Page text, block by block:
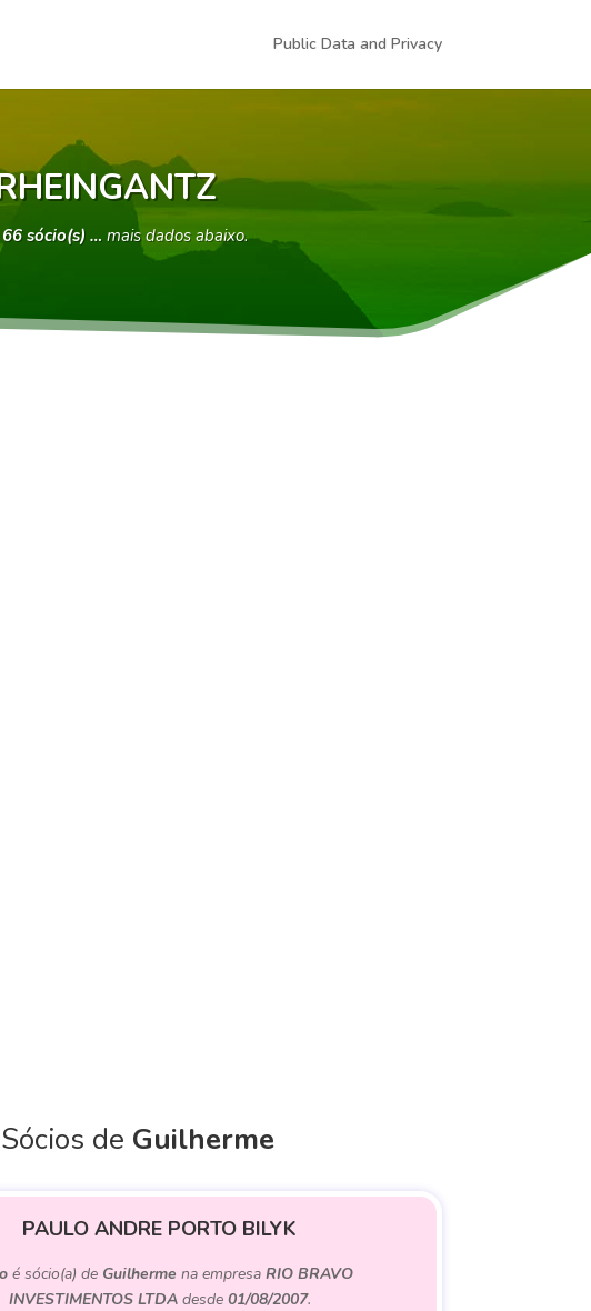
Public Data and Privacy
66 sócio(s) … mais dados abaixo.
de Guilherme
PAULO ANDRE PORTO BILYK
é sócio(a) de Guilherme na empresa RIO BRAVO
INVESTIMENTOS LTDAdesde 01/08/2007.